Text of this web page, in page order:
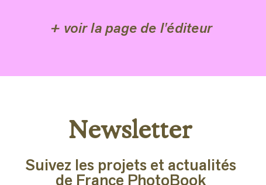
+ voir la page de l'éditeur
Newsletter
Suivez les projets et actualités
de France PhotoBook